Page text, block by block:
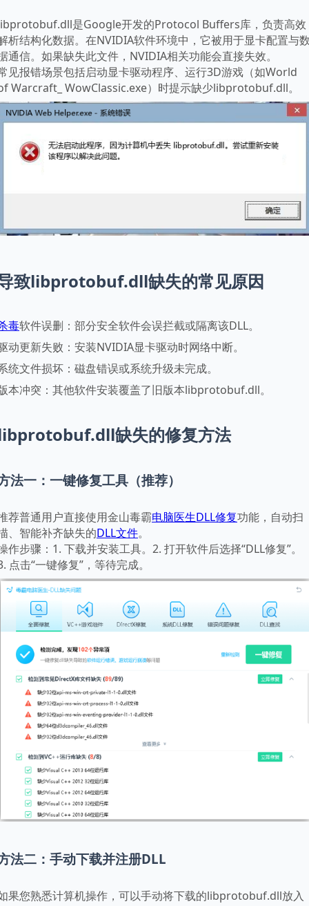
是Google开发的Protocol Buffers库，负责高效
析结构化数据。在NVIDIA软件环境中，它被用于显卡配置与
通信。如果缺失此文件，NVIDIA相关功能会直接失效。
见报错场景包括启动显卡驱动程序、运行3D游戏（如World
Warcraft_ WowClassic.exe）时提示缺少libprotobuf.dll。
致libprotobuf.dll缺失的常见原因
毒软件误删：部分安全软件会误拦截或隔离该DLL。
动更新失败：安装NVIDIA显卡驱动时网络中断。
统文件损坏：磁盘错误或系统升级未完成。
本冲突：其他软件安装覆盖了旧版本libprotobuf.dll。
缺失的修复方法
法一：一键修复工具（推荐）
荐普通用户直接使用金山毒霸电脑医生DLL修复功能，自动扫
、智能补齐缺失的DLL文件。
作步骤：1. 下载并安装工具。2. 打开软件后选择“DLL修复”。
点击“一键修复”，等待完成。
法二：手动下载并注册DLL
果您熟悉计算机操作，可以手动将下载的libprotobuf.dll放入